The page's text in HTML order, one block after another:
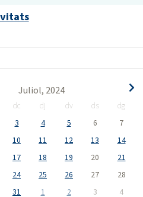
Juliol, 2024
dc dj dv ds
dg
3 4 5 6
7
10 11 12 13
14
17 18 19 20
21
24 25 26 27
28
31 1 2 3 4